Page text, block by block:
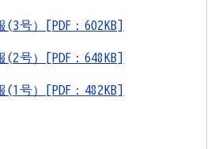
(3号）[PDF：602KB]
(2号）[PDF：648KB]
(1号）[PDF：482KB]